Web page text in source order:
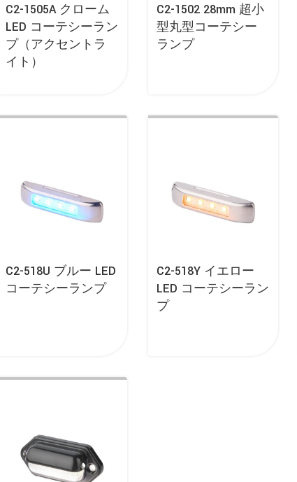
C2-1505A クローム
LED コーテシーラン
プ（アクセントラ
イト）
C2-1502 28mm 超小
型丸型コーテシー
ランプ
C2-518U ブルー LED
コーテシーランプ
C2-518Y イエロー
LED コーテシーラン
プ